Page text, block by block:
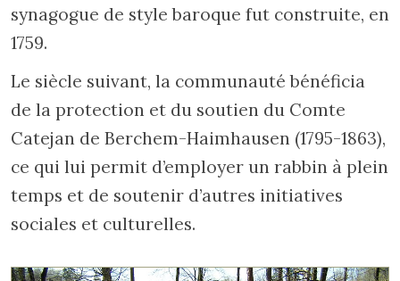
synagogue de style baroque fut construite, en
1759.
Le siècle suivant, la communauté bénéficia
de la protection et du soutien du Comte
Catejan de Berchem-Haimhausen (1795-1863),
ce qui lui permit d’employer un rabbin à plein
temps et de soutenir d’autres initiatives
sociales et culturelles.